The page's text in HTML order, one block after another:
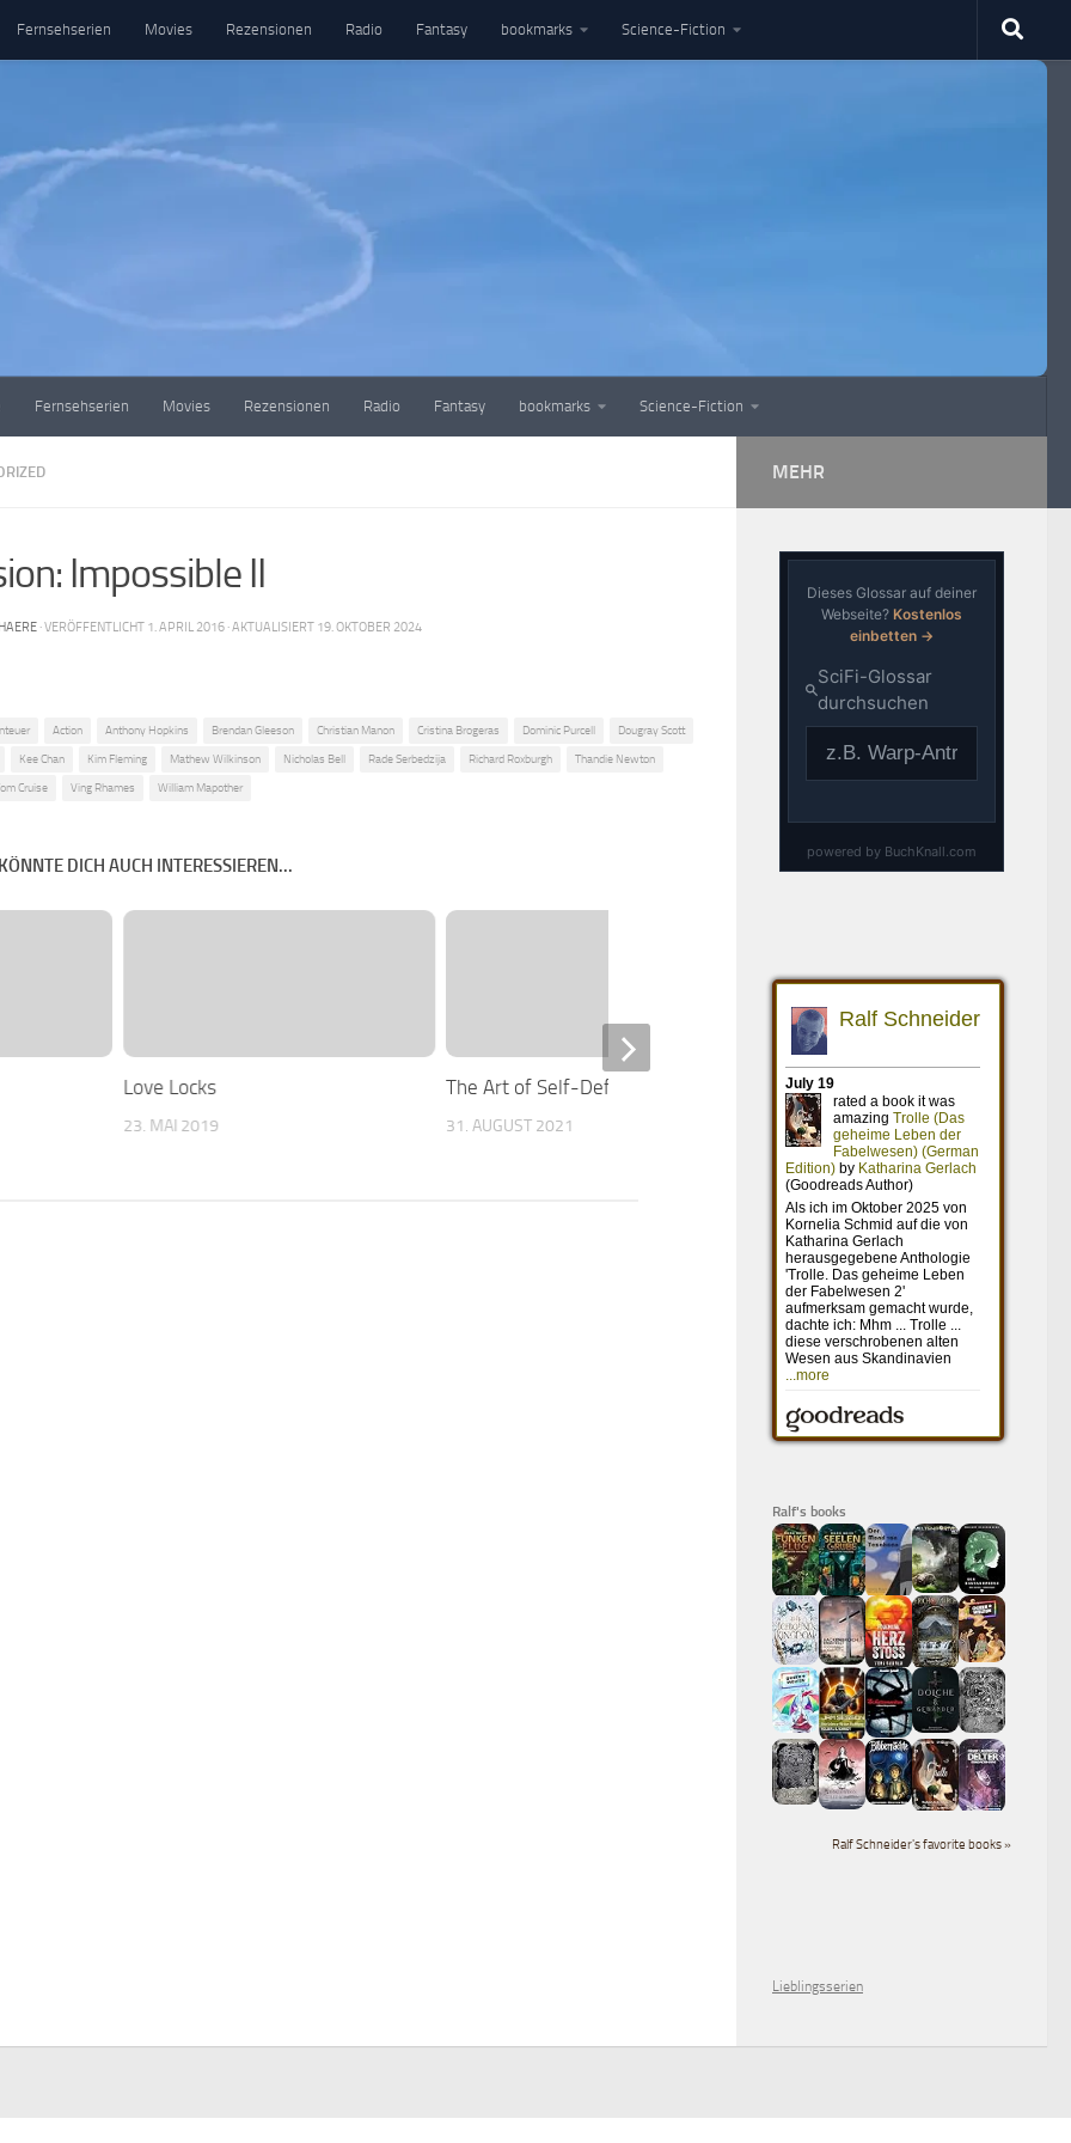
Fernsehserien Movies Rezensionen Radio Fantasy bookmarks Science-Fiction
Fernsehserien Movies Rezensionen Radio Fantasy bookmarks Science-Fiction
Impossible II
· VERÖFFENTLICHT 1. APRIL 2016 · AKTUALISIERT 19. OKTOBER 2024
Action Anthony Hopkins Brendan Gleeson Christian Manon Cristina Brogeras Dominic Purcell Dougray Scott
Kee Chan Kim Fleming Mathew Wilkinson Nicholas Bell Rade Serbedzija Richard Roxburgh Thandie Newton
Cruise Ving Rhames William Mapother
DICH AUCH INTERESSIEREN...
Love Locks
23. MAI 2019
The Art of Self-Defense
31. AUGUST 2021
In the Line of Fire – Die zweite
Chance
10. APRIL 2016
MEHR
Ralf's books
Ralf Schneider's favorite books »
Lieblingsserien